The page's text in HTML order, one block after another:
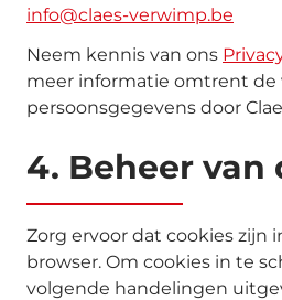
info@claes-verwimp.be
Neem kennis van ons
meer informatie omtrent de
persoonsgegevens door
4. Beheer van
Zorg ervoor dat cookies zijn
browser. Om cookies in te
volgende handelingen